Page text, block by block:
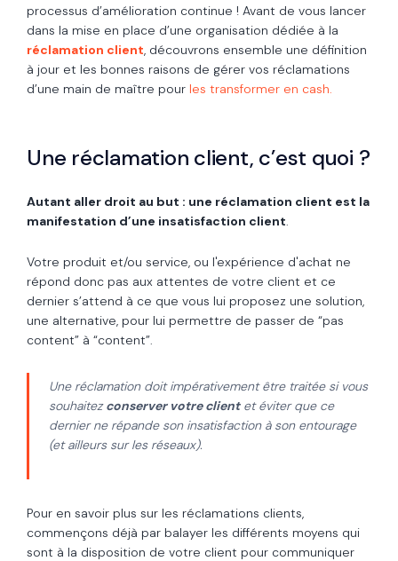
processus d’amélioration continue ! Avant de vous lancer
dans la mise en place d’une organisation dédiée à la
réclamation client, découvrons ensemble une définition
à jour et les bonnes raisons de gérer vos réclamations
d’une main de maître pour les transformer en cash.
Une réclamation client, c’est quoi ?
Autant aller droit au but : une réclamation client est la
manifestation d’une insatisfaction client.
Votre produit et/ou service, ou l'expérience d'achat ne
répond donc pas aux attentes de votre client et ce
dernier s’attend à ce que vous lui proposez une solution,
une alternative, pour lui permettre de passer de “pas
content” à “content”.
Une réclamation doit impérativement être traitée si vous
souhaitezconserver votre clientet éviter que ce
dernier ne répande son insatisfaction à son entourage
(et ailleurs sur les réseaux).
Pour en savoir plus sur les réclamations clients,
commençons déjà par balayer les différents moyens qui
sont à la disposition de votre client pour communiquer